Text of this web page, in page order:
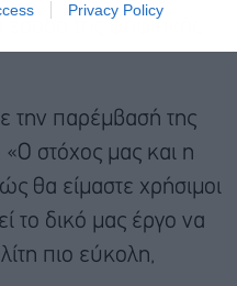
Privacy Policy
την παρέμβασή της
στόχος μας και η
θα είμαστε χρήσιμοι
το δικό μας έργο να
πιο εύκολη,